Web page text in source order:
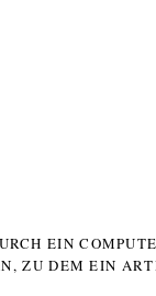
EIN
ZU DEM EIN